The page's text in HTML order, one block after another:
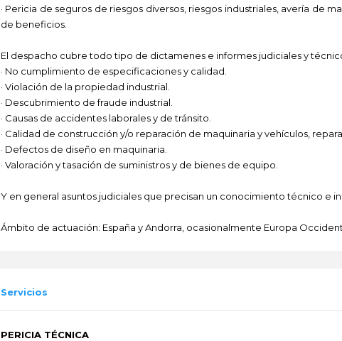
· Pericia de seguros de riesgos diversos, riesgos industriales, avería de
de beneficios.
El despacho cubre todo tipo de dictamenes e informes judiciales y
· No cumplimiento de especificaciones y calidad.
· Violación de la propiedad industrial.
· Descubrimiento de fraude industrial.
· Causas de accidentes laborales y de tránsito.
· Calidad de construcción y/o reparación de maquinaria y vehículos,
· Defectos de diseño en maquinaria.
· Valoración y tasación de suministros y de bienes de equipo.
Y en general asuntos judiciales que precisan un conocimiento técnico e
Ámbito de actuación: España y Andorra, ocasionalmente Europa
Servicios
PERICIA TÉCNICA